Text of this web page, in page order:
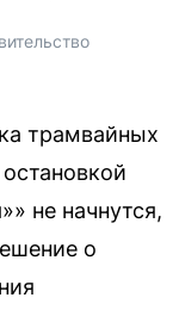
трамвайных
не начнутся,
о